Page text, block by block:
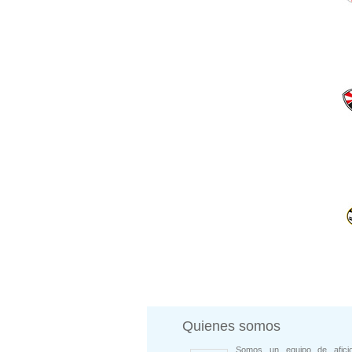
Quienes somos
Somos un equipo de